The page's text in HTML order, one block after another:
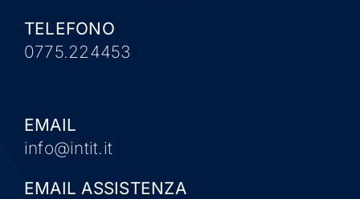
TELEFONO
0775.224453
EMAIL
info@intit.it
EMAIL ASSISTENZA